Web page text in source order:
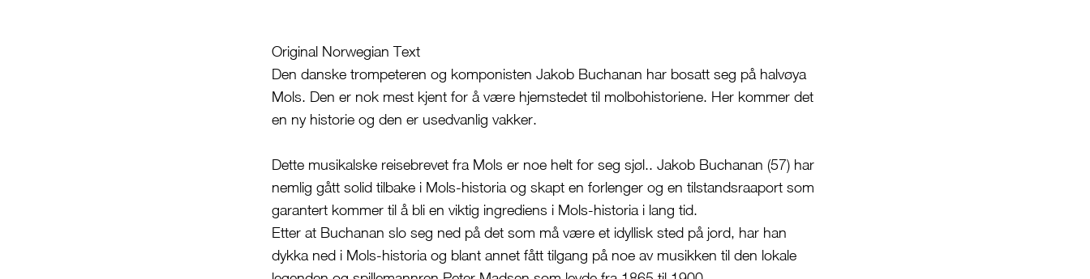
Original Norwegian Text
Den danske trompeteren og komponisten Jakob Buchanan har bosatt seg på halvøya
Mols. Den er nok mest kjent for å være hjemstedet til molbohistoriene. Her kommer det
en ny historie og den er usedvanlig vakker.
Dette musikalske reisebrevet fra Mols er noe helt for seg sjøl.. Jakob Buchanan (57) har
nemlig gått solid tilbake i Mols-historia og skapt en forlenger og en tilstandsraaport som
garantert kommer til å bli en viktig ingrediens i Mols-historia i lang tid.
Etter at Buchanan slo seg ned på det som må være et idyllisk sted på jord, har han
dykka ned i Mols-historia og blant annet fått tilgang på noe av musikken til den lokale